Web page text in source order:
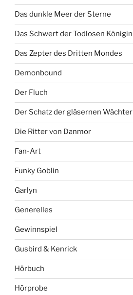
Das dunkle Meer der Sterne
Das Schwert der Todlosen Königin
Das Zepter des Dritten Mondes
Demonbound
Der Fluch
Der Schatz der gläsernen Wächter
Die Ritter von Danmor
Fan-Art
Funky Goblin
Garlyn
Generelles
Gewinnspiel
Gusbird & Kenrick
Hörbuch
Hörprobe